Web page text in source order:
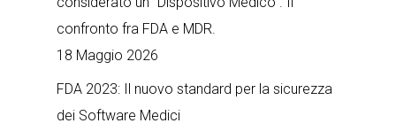
confronto fra FDA e MDR.
18 Maggio 2026
FDA 2023: Il nuovo standard per la sicurezza
dei Software Medici